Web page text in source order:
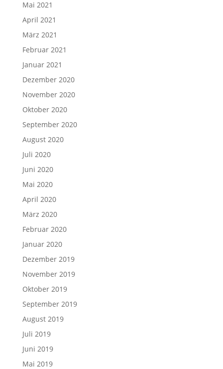
Mai 2021
April 2021
März 2021
Februar 2021
Januar 2021
Dezember 2020
November 2020
Oktober 2020
September 2020
August 2020
Juli 2020
Juni 2020
Mai 2020
April 2020
März 2020
Februar 2020
Januar 2020
Dezember 2019
November 2019
Oktober 2019
September 2019
August 2019
Juli 2019
Juni 2019
Mai 2019